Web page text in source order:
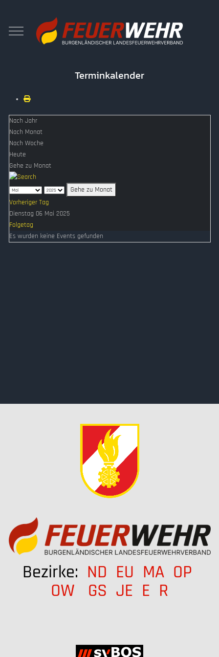
Terminkalender
Nach Jahr
Nach Monat
Nach Woche
Heute
Gehe zu Monat
Gehe zu Monat
Vorheriger Tag
Dienstag 06 Mai 2025
Folgetag
Es wurden keine Events gefunden
Bezirke: ND EU MA OP
OW
GS JE E R